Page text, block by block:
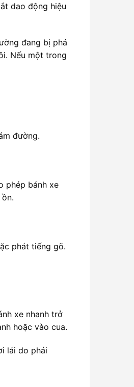
dao động hiệu
đang bị phá
Nếu một trong
đường.
phép bánh xe
phát tiếng gõ.
xe nhanh trở
hoặc vào cua.
lái do phải